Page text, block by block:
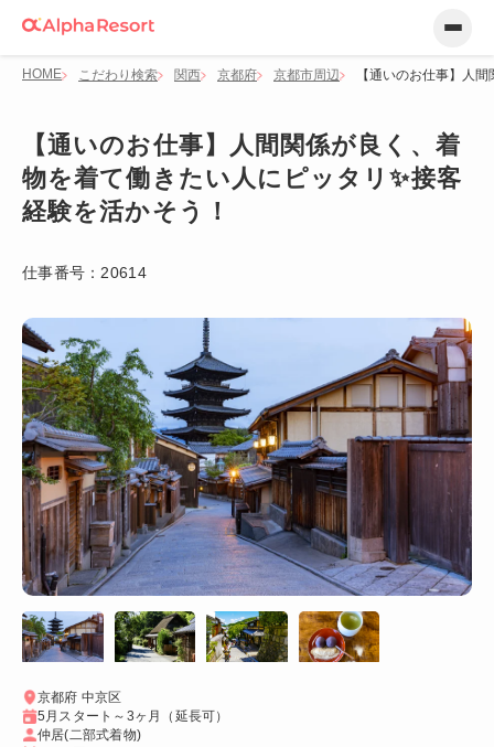
HOME こだわり検索 関西 京都府 京都市周辺 【通いのお仕事】人
【通いのお仕事】人間関係が良く、着
物を着て働きたい人にピッタリ✨接客
経験を活かそう！
仕事番号： 20614
京都府 中京区
5月スタート～3ヶ月（延長可）
仲居(二部式着物)